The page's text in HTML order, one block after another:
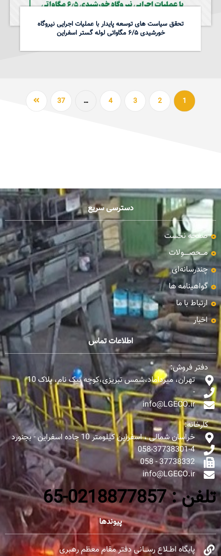
تحقق سیاست های توسعه پایدار با عملیات اجرایی نیروگاه
خورشیدی ۶/۵ مگاواتی لوله گستر اسفراین
1
2
3
4
…
37
دسترسی سریع
صفحه نخست
مـــحصـــــولات
چندرسانه‌ای
گواهینامه ها
ارتباط با ما
اخبار
اطلاعات تماس
دفتر فروش:
تهران، میرداماد،شمس تبریزی،کوچه نیک نام، پلاک 10
-
info@LGECO.ir
کارخانه:
خراسان شمالی ، اسفراین کیلومتر 10 جاده اسفراین - بجنورد
058-37738301-4
37738332 - 058
info@LGECO.ir
تلفن : 0218877857-65
پیوندها
پایگاه اطــلاع رســـانی دفتر مقام معظم رهبری